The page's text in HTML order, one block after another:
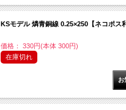
KSモデル 燐青銅線 0.25×250【ネコポス
価格： 330円(本体 300円)
在庫切れ